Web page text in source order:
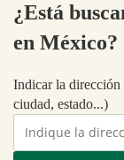
¿Está
en México?
Indicar la dirección
ciudad, estado...)